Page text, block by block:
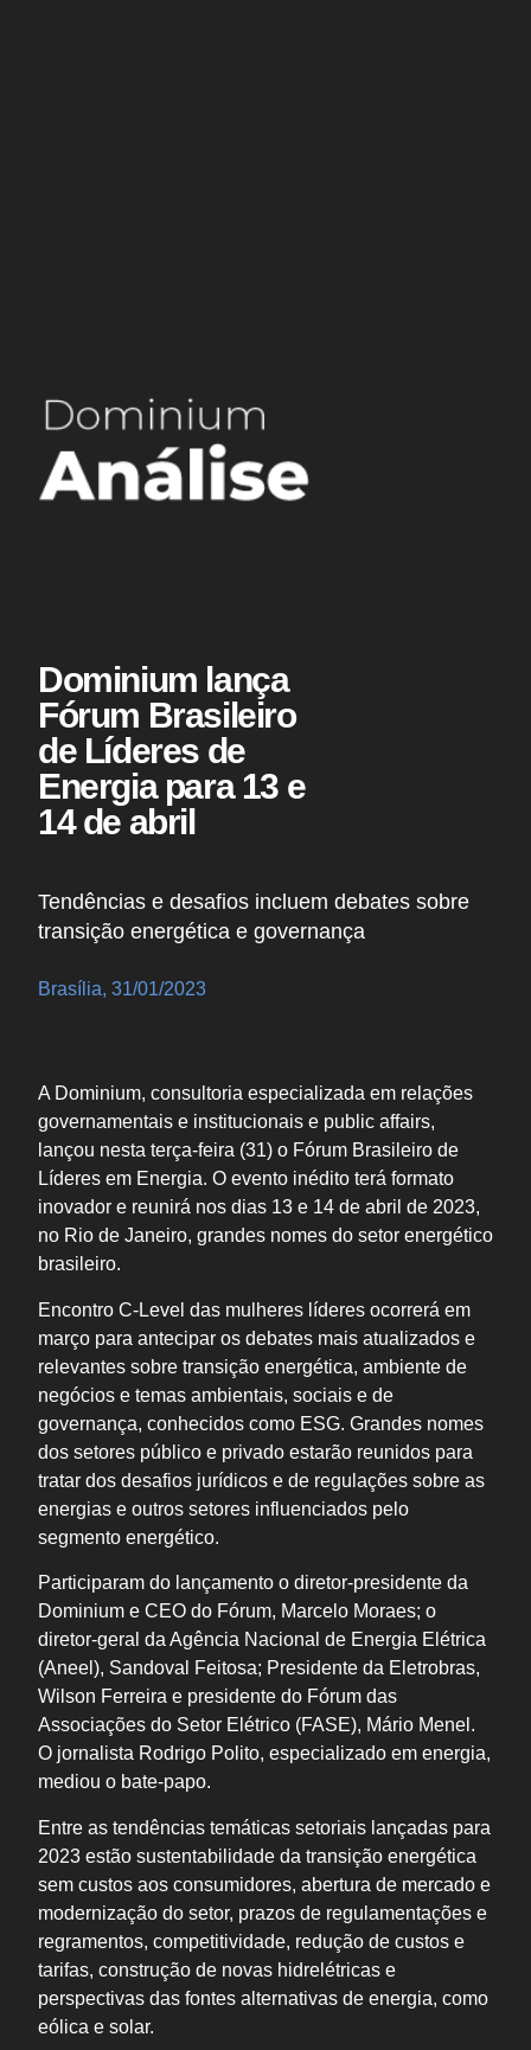
Dominium lança
Fórum Brasileiro
de Líderes de
Energia para 13 e
14 de abril
Tendências e desafios incluem debates sobre
transição energética e governança
Brasília, 31/01/2023
A Dominium, consultoria especializada em relações
governamentais e institucionais e public affairs,
lançou nesta terça-feira (31) o Fórum Brasileiro de
Líderes em Energia. O evento inédito terá formato
inovador e reunirá nos dias 13 e 14 de abril de 2023,
no Rio de Janeiro, grandes nomes do setor energético
brasileiro.
Encontro C-Level das mulheres líderes ocorrerá em
março para antecipar os debates mais atualizados e
relevantes sobre transição energética, ambiente de
negócios e temas ambientais, sociais e de
governança, conhecidos como ESG. Grandes nomes
dos setores público e privado estarão reunidos para
tratar dos desafios jurídicos e de regulações sobre as
energias e outros setores influenciados pelo
segmento energético.
Participaram do lançamento o diretor-presidente da
Dominium e CEO do Fórum, Marcelo Moraes; o
diretor-geral da Agência Nacional de Energia Elétrica
(Aneel), Sandoval Feitosa; Presidente da Eletrobras,
Wilson Ferreira e presidente do Fórum das
Associações do Setor Elétrico (FASE), Mário Menel.
O jornalista Rodrigo Polito, especializado em energia,
mediou o bate-papo.
Entre as tendências temáticas setoriais lançadas para
2023 estão sustentabilidade da transição energética
sem custos aos consumidores, abertura de mercado e
modernização do setor, prazos de regulamentações e
regramentos, competitividade, redução de custos e
tarifas, construção de novas hidrelétricas e
perspectivas das fontes alternativas de energia, como
eólica e solar.